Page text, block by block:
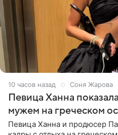
10 часов назад Соня Жарова
Певица Ханна
мужем на греческом
Певица Ханна и продюсер